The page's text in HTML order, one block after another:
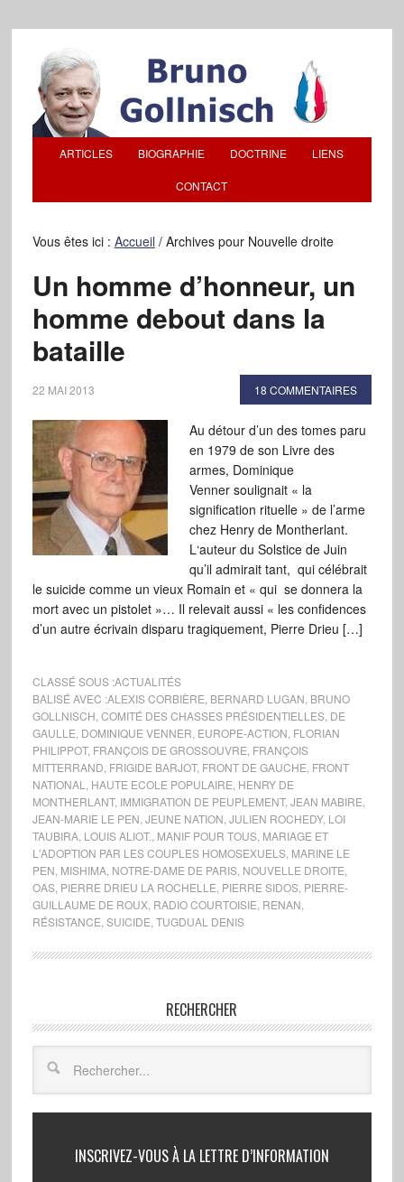
ARTICLES BIOGRAPHIE DOCTRINE LIENS
CONTACT
Vous êtes ici : Accueil /Archives pour Nouvelle droite
Un homme d’honneur, un
homme debout dans la
bataille
22 MAI 2013 18 COMMENTAIRES
Au détour d’un des tomes paru
en 1979 de son Livre des
armes, Dominique
Venner soulignait « la
signification rituelle » de l’arme
chez Henry de Montherlant.
L‘auteur du Solstice de Juin
qu’il admirait tant, qui célébrait
le suicide comme un vieux Romain et « qui se donnera la
mort avec un pistolet »… Il relevait aussi « les confidences
d’un autre écrivain disparu tragiquement, Pierre Drieu […]
CLASSÉ SOUS :ACTUALITÉS
BALISÉ AVEC :ALEXIS CORBIÈRE BERNARD LUGAN BRUNO
GOLLNISCH COMITÉ DES CHASSES PRÉSIDENTIELLES, DE
GAULLE DOMINIQUE VENNER EUROPE-ACTION FLORIAN
PHILIPPOT, FRANÇOIS DE GROSSOUVRE FRANÇOIS
MITTERRAND FRIGIDE BARJOT, FRONT DE GAUCHE FRONT
NATIONAL
HAUTE ECOLE POPULAIRE HENRY DE
MONTHERLANT, IMMIGRATION DE PEUPLEMENT, JEAN MABIRE
JEAN-MARIE LE PEN JEUNE NATION JULIEN ROCHEDY, LOI
TAUBIRA, LOUIS ALIOT. MANIF POUR TOUS, MARIAGE ET
L'ADOPTION PAR LES COUPLES HOMOSEXUELS, MARINE LE
PEN MISHIMA, NOTRE-DAME DE PARIS, NOUVELLE DROITE
OAS, PIERRE DRIEU LA ROCHELLE PIERRE SIDOS, PIERRE-
GUILLAUME DE ROUX, RADIO COURTOISIE RENAN
RÉSISTANCE SUICIDE TUGDUAL DENIS
RECHERCHER
INSCRIVEZ-VOUS À LA LETTRE D’INFORMATION